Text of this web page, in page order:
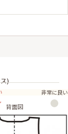
)
非常に良い
背面図